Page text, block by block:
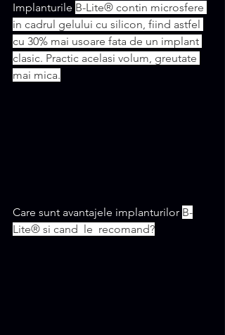
Implanturile B-Lite® contin microsfere
in cadrul gelului cu silicon, fiind astfel
cu 30% mai usoare fata de un implant
clasic. Practic acelasi volum, greutate
mai mica.
Care sunt avantajele implanturilor B-
Lite® si cand  le  recomand?